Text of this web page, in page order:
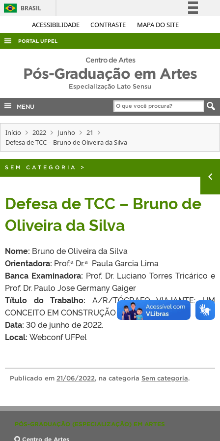
ACESSIBILIDADE CONTRASTE MAPA DO SITE
BRASIL
Simplifique!
Acesso à informação
Canais
PORTAL UFPEL
AUDITORIA
CONCURSOS
EDITAIS
INTERNACIONAL
OUVIDORIA
Centro de Artes
Pós-Graduação em Artes
Especialização Lato Sensu
MENU
Início 2022 Junho
21
Defesa de TCC – Bruno de Oliveira da Silva
SEM CATEGORIA >
Defesa de TCC – Bruno de
Oliveira da Silva
Nome: Bruno de Oliveira da Silva
Orientadora: Prof.ª Dr.ª Paula Garcia Lima
Banca Examinadora: Prof. Dr. Luciano Torres Tricárico e
Prof. Dr. Paulo Jose Germany Gaiger
Título do Trabalho: A/R/TÓGRAFO VIAJANTE: UM
CONCEITO EM CONSTRUÇÃO
Data: 30 de junho de 2022.
Local: Webconf UFPel
Publicado em 21/06/2022, na categoria Sem categoria.
PÓS-GRADUAÇÃO (ESPECIALIZAÇÃO) EM ARTES
Centro de Artes